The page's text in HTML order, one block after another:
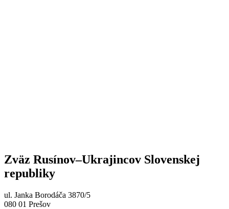
Zväz Rusínov–Ukrajincov Slovenskej
republiky
ul. Janka Borodáča 3870/5
080 01 Prešov